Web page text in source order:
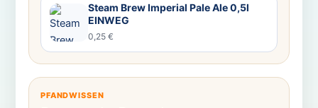
Steam Brew Imperial Pale Ale 0,5l
EINWEG
0,25 €
PFANDWISSEN